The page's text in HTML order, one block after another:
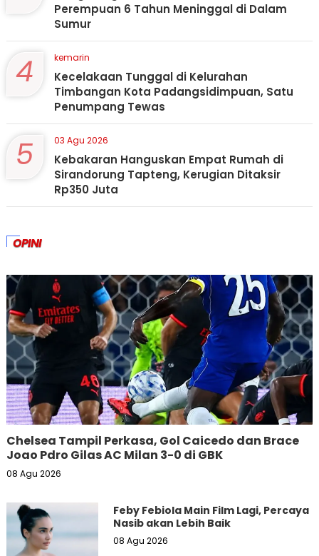
Perempuan 6 Tahun Meninggal di Dalam
Sumur
4 kemarin
Kecelakaan Tunggal di Kelurahan
Timbangan Kota Padangsidimpuan, Satu
Penumpang Tewas
5 03 Agu 2026
Kebakaran Hanguskan Empat Rumah di
Sirandorung Tapteng, Kerugian Ditaksir
Rp350 Juta
OPINI
Chelsea Tampil Perkasa, Gol Caicedo dan Brace
Joao Pdro Gilas AC Milan 3-0 di GBK
08 Agu 2026
Feby Febiola Main Film Lagi, Percaya
Nasib akan Lebih Baik
08 Agu 2026